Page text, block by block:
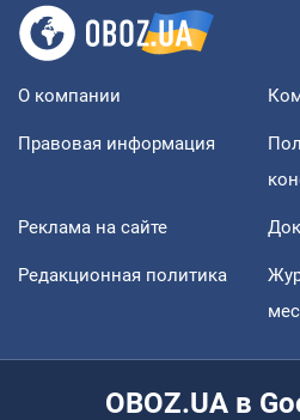
О компании
Правовая информация
Реклама на сайте
Редакционная политика
OBOZ.UA в